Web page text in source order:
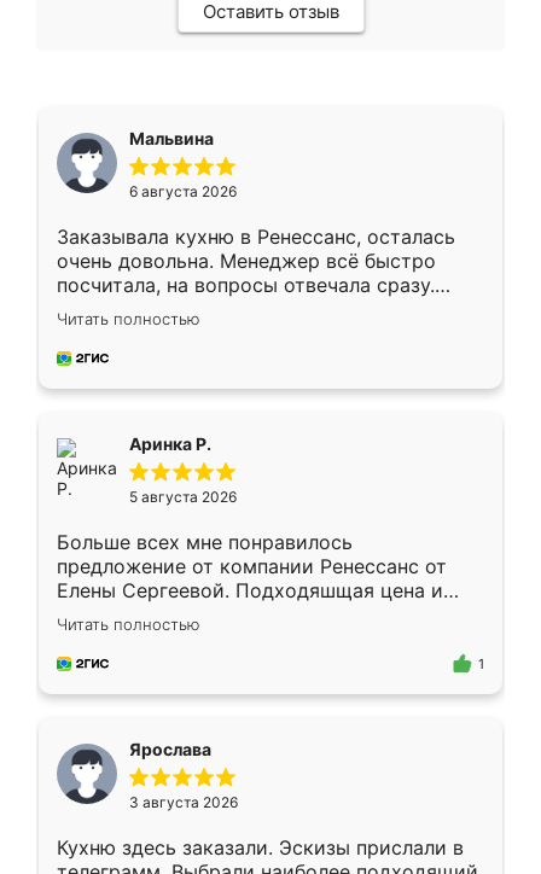
Оставить отзыв
Мальвина
6 августа 2026
Заказывала кухню в Ренессанс, осталась
очень довольна. Менеджер всё быстро
посчитала, на вопросы отвечала сразу.
Замерщик приехал в субботу, подошёл к
делу со всей ответственностью. Собрали
за день, ребята работали аккуратно, даже
Читать полностью
Аринка Р.
5 августа 2026
Больше всех мне понравилось
предложение от компании Ренессанс от
Елены Сергеевой. Подходяшщая цена и
короткие сроки изготовления. Приехавший
для замера сотрудник Владислав
предложил по моему эскизу самый
Читать полностью
1
Ярослава
3 августа 2026
Кухню здесь заказали. Эскизы прислали в